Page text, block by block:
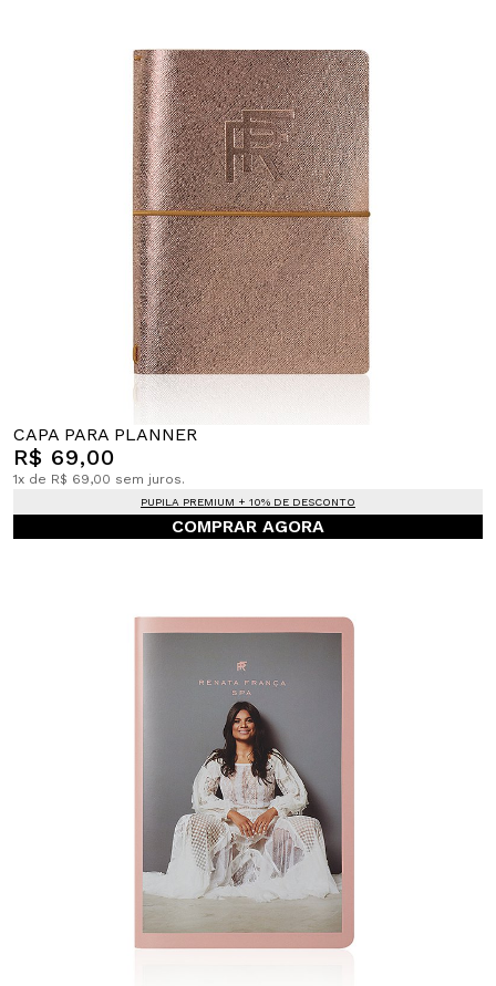
CAPA PARA PLANNER
R$ 69,00
1x de R$ 69,00 sem juros.
PUPILA PREMIUM + 10% DE DESCONTO
COMPRAR AGORA